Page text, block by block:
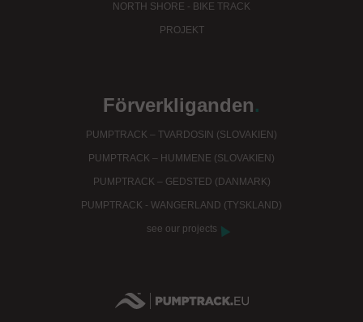
NORTH SHORE - BIKE TRACK
PROJEKT
Förverkliganden.
PUMPTRACK – TVARDOSIN (SLOVAKIEN)
PUMPTRACK – HUMMENE (SLOVAKIEN)
PUMPTRACK – GEDSTED (DANMARK)
PUMPTRACK - WANGERLAND (TYSKLAND)
see our projects